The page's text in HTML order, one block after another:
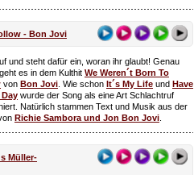
- Bon Jovi
und steht dafür ein, woran ihr glaubt! Genau
es in dem Kulthit We Weren´t Born To
von Bon Jovi . Wie schon It´s My Life und Have
wurde der Song als eine Art Schlachtruf
Natürlich stammen Text und Musik aus der
Richie Sambora und Jon Bon Jovi
Müller-